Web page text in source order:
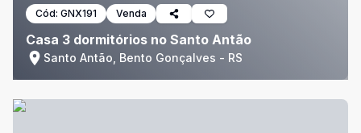
Cód: GNX191 Venda
Casa 3 dormitórios no Santo Antão
Santo Antão, Bento Gonçalves - RS